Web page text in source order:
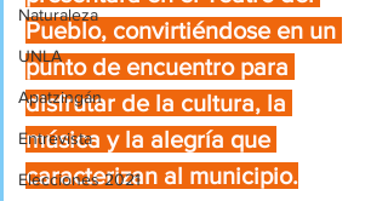
Naturaleza
UNLA
Apatzingán
Entrevista
Elecciones 2021
Pueblo, convirtiéndose en un
punto de encuentro para
disfrutar de la cultura, la
música y la alegría que
caracterizan al municipio.